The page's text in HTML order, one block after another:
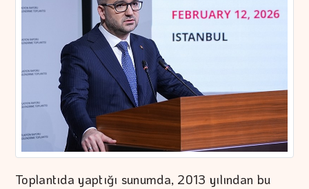
Toplantıda yaptığı sunumda, 2013 yılından bu